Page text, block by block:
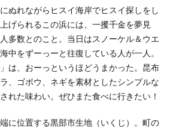
ぬれながらヒスイ海岸でヒスイ探しをし
げられるこの浜には、一攫千金を夢見
多数とのこと。当日はスノーケル＆ウエ
中をずーっーと往復している人が一人。
は、おーっというほどうまかった。昆布
、ゴボウ、ネギを素材としたシンプルな
れた味わい。ぜひまた食べに行きたい！
に位置する黒部市生地（いくじ）。町の